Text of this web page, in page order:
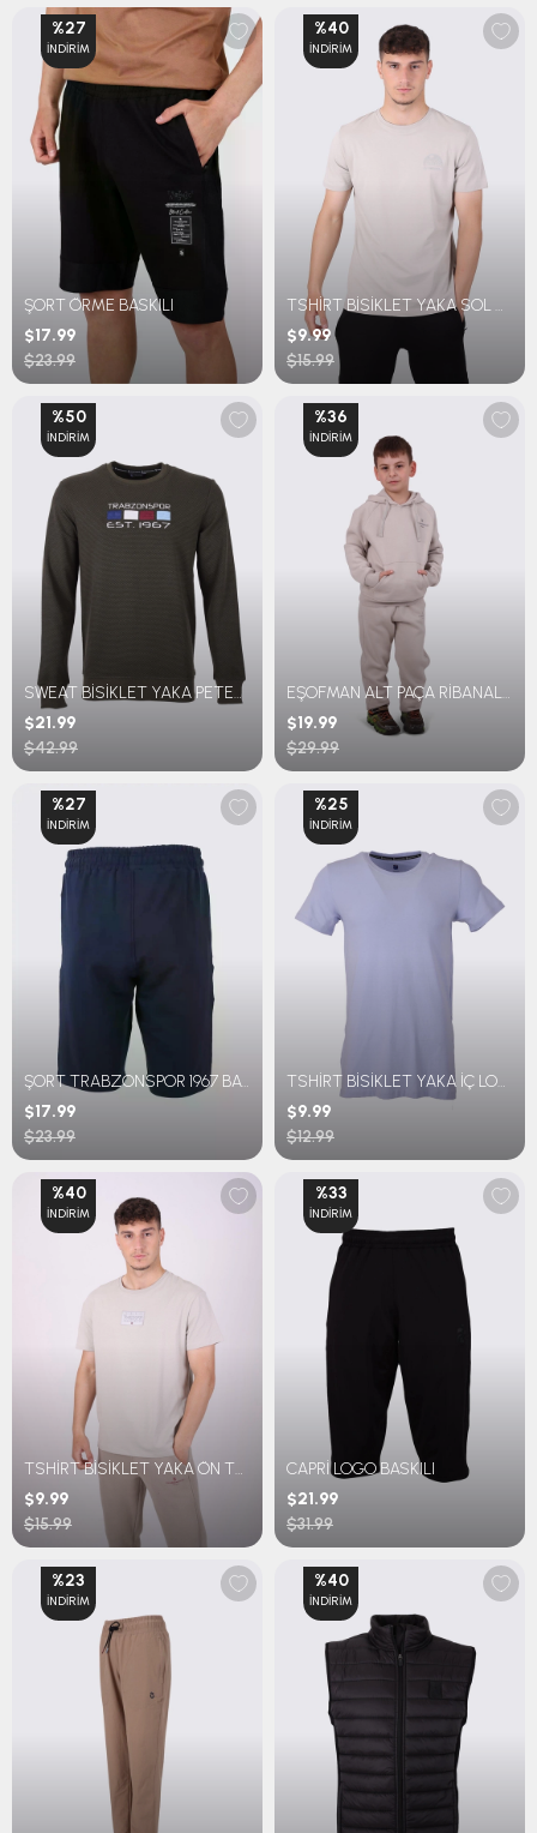
ŞORT ÖRME BASKILI
$17.99
$23.99
%27
İNDIRIM
TSHİRT BİSİKLET YAKA SOL GÖĞÜS TRABZONSPOR BASKILI
$9.99
$15.99
%40
İNDIRIM
SWEAT BİSİKLET YAKA PETEK EST 1967
$21.99
$42.99
%50
İNDIRIM
EŞOFMAN ALT PAÇA RİBANALI 3 İPLİK GENÇ
$19.99
$29.99
%36
İNDIRIM
ŞORT TRABZONSPOR 1967 BASKILI
$17.99
$23.99
%27
İNDIRIM
TSHİRT BİSİKLET YAKA İÇ LOGO BASKILI OVERSİZE
$9.99
$12.99
%25
İNDIRIM
TSHİRT BİSİKLET YAKA ÖN THE CHAMPION TRABZONSPOR BASKILI
$9.99
$15.99
%40
İNDIRIM
CAPRİ LOGO BASKILI
$21.99
$31.99
%33
İNDIRIM
%23
İNDIRIM
%40
İNDIRIM